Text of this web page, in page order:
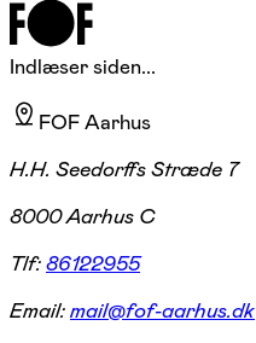
Indlæser siden...
FOF Aarhus
H.H. Seedorffs Stræde 7
8000 Aarhus C
Tlf:86122955
Email:mail@fof-aarhus.dk